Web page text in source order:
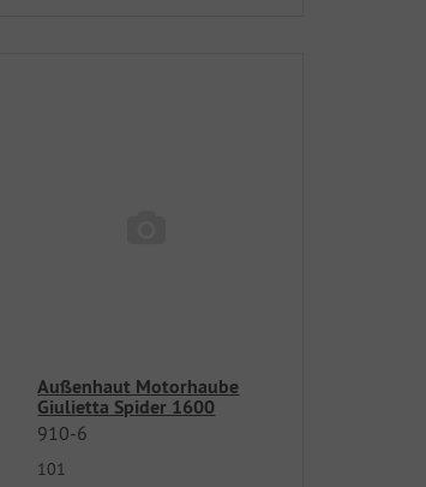
Außenhaut Motorhaube
Giulietta Spider 1600
910-6
101